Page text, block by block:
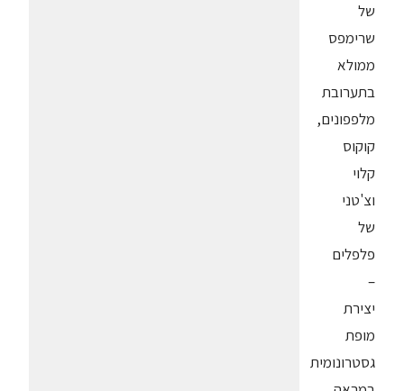
של
שרימפס
ממולא
בתערובת
מלפפונים,
קוקוס
קלוי
וצ'טני
של
פלפלים
–
יצירת
מופת
גסטרונומית